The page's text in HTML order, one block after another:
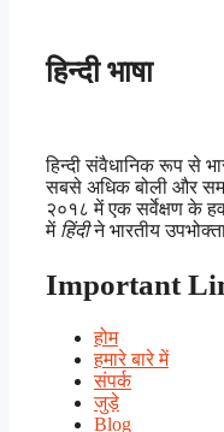
हिन्दी भाषा
हिन्दी संवैधानिक रूप से
सबसे अधिक बोली और
२०१८ में एक सर्वेक्षण के
में हिंदीने भारतीय
Important
होम
हमारे बारे में
संपर्क
जुड़े
Blog